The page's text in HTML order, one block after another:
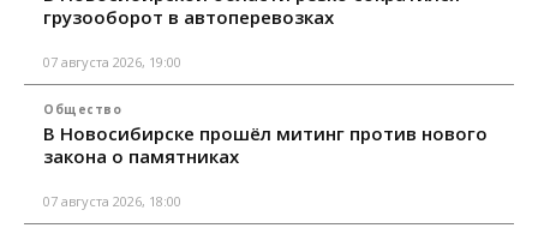
грузооборот в автоперевозках
07 августа 2026, 19:00
Общество
В Новосибирске прошёл митинг против нового
закона о памятниках
07 августа 2026, 18:00